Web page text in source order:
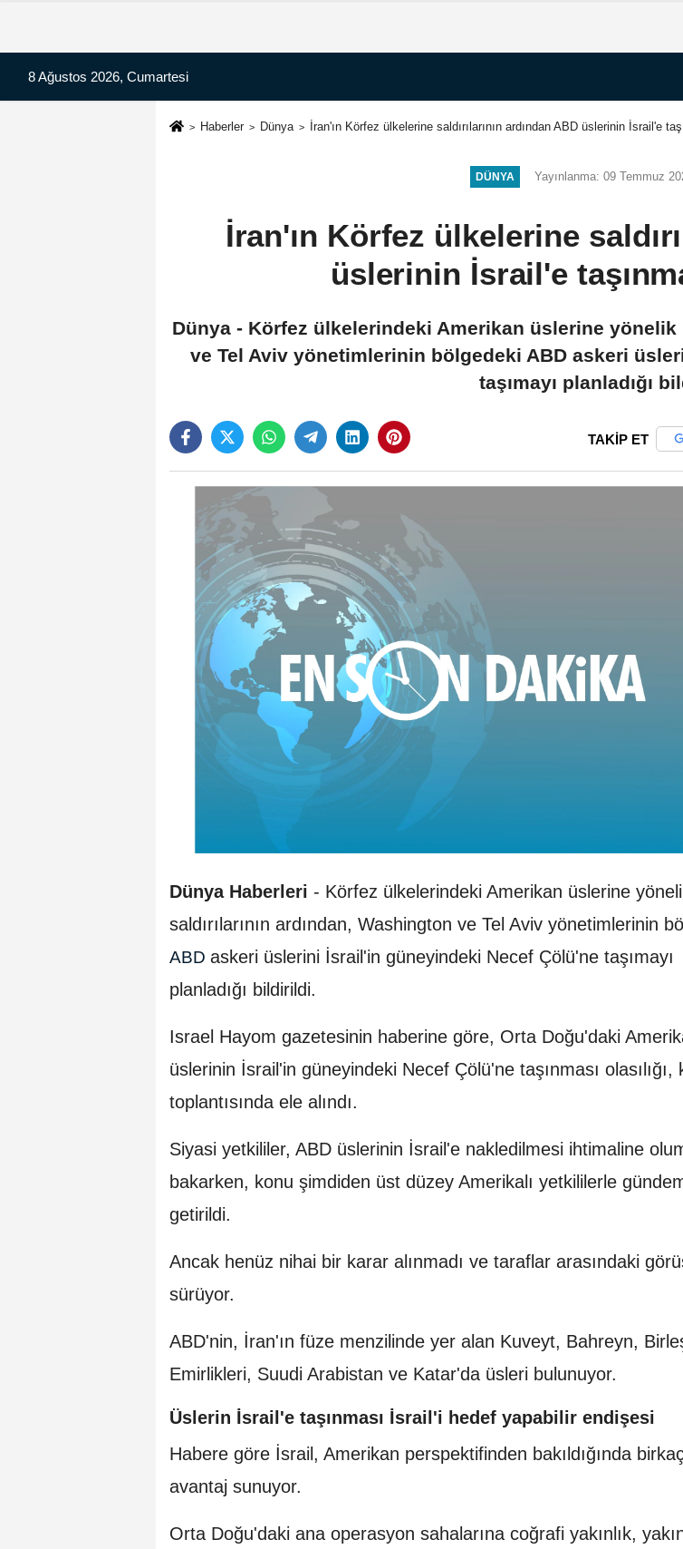
8 Ağustos 2026, Cumartesi
Haberler Dünya İran'ın Körfez ülkelerine saldırılarının ardından ABD üslerinin İsrail'e
DÜNYA Yayınlanma: 09 Temmuz
İran'ın Körfez ülkelerine
üslerinin İsrail'e
Dünya - Körfez ülkelerindeki Amerikan üslerine yönelik
ve Tel Aviv yönetimlerinin bölgedeki ABD askeri
taşımayı planladığı
TAKİP ET
Dünya Haberleri - Körfez ülkelerindeki Amerikan üslerine
saldırılarının ardından, Washington ve Tel Aviv yönetimlerinin
ABD askeri üslerini İsrail'in güneyindeki Necef Çölü'ne taşımayı
planladığı bildirildi.
Israel Hayom gazetesinin haberine göre, Orta Doğu'daki
üslerinin İsrail'in güneyindeki Necef Çölü'ne taşınması olasılığı,
toplantısında ele alındı.
Siyasi yetkililer, ABD üslerinin İsrail'e nakledilmesi ihtimaline
bakarken, konu şimdiden üst düzey Amerikalı yetkililerle
getirildi.
Ancak henüz nihai bir karar alınmadı ve taraflar arasındaki
sürüyor.
ABD'nin, İran'ın füze menzilinde yer alan Kuveyt, Bahreyn,
Emirlikleri, Suudi Arabistan ve Katar'da üsleri bulunuyor.
Üslerin İsrail'e taşınması İsrail'i hedef yapabilir endişesi
Habere göre İsrail, Amerikan perspektifinden bakıldığında
avantaj sunuyor.
Orta Doğu'daki ana operasyon sahalarına coğrafi yakınlık,